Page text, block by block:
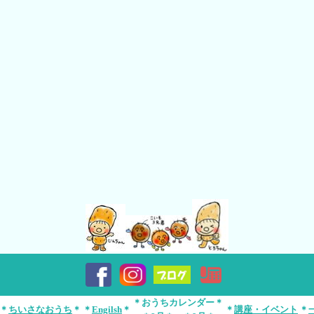
＊ ちいさなおうち ＊ ＊ Engilsh ＊
＊おうちカレンダー＊
＊ 講座・イベント ＊